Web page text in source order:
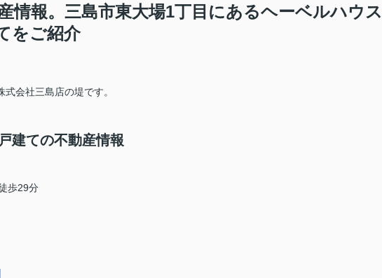
情報。三島市東大場1丁目にあるヘーベルハウス
をご紹介
会社三島店の堤です。
建ての不動産情報
歩29分